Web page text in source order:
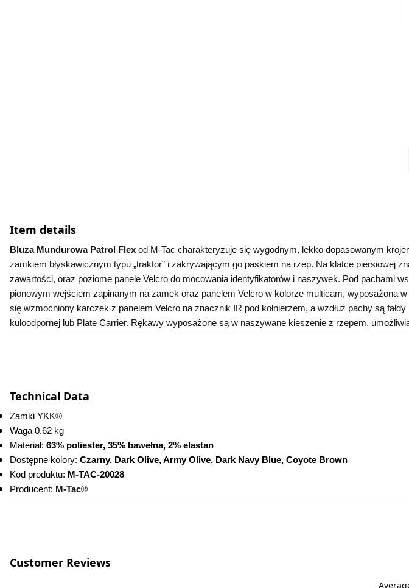
Item details
Bluza Mundurowa Patrol Flex od M-Tac charakteryzuje się wygodnym, lekko dopasowanym
zamkiem błyskawicznym typu „traktor” i zakrywającym go paskiem na rzep. Na klatce piersiowej
zawartości, oraz poziome panele Velcro do mocowania identyfikatorów i naszywek. Pod pachami
pionowym wejściem zapinanym na zamek oraz panelem Velcro w kolorze multicam, wyposażoną
się wzmocniony karczek z panelem Velcro na znacznik IR pod kołnierzem, a wzdłuż pachy są
kuloodpornej lub Plate Carrier. Rękawy wyposażone są w naszywane kieszenie z rzepem,
Technical Data
Zamki YKK®
Waga 0.62 kg
Materiał: 63% poliester, 35% bawełna, 2% elastan
Dostępne kolory: Czarny, Dark Olive, Army Olive, Dark Navy Blue, Coyote Brown
Kod produktu: M-TAC-20028
Producent: M-Tac®
Customer Reviews